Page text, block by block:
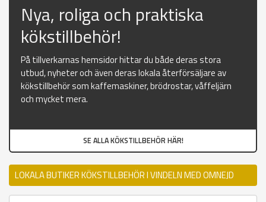
Nya, roliga och praktiska
kökstillbehör!
På tillverkarnas hemsidor hittar du både deras stora
utbud, nyheter och även deras lokala återförsäljare av
kökstillbehör som kaffemaskiner, brödrostar, våffeljärn
och mycket mera.
SE ALLA KÖKSTILLBEHÖR HÄR!
LOKALA BUTIKER KÖKSTILLBEHÖR I VINDELN MED OMNEJD